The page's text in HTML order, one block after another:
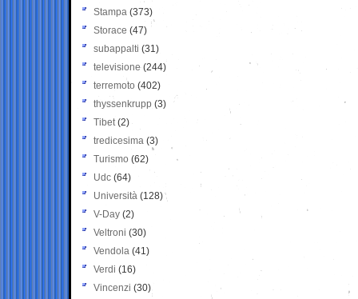
Stampa (373)
Storace (47)
subappalti (31)
televisione(244)
terremoto (402)
thyssenkrupp (3)
Tibet(2)
tredicesima (3)
Turismo (62)
Udc (64)
Università (128)
V-Day (2)
Veltroni (30)
Vendola (41)
Verdi (16)
Vincenzi (30)